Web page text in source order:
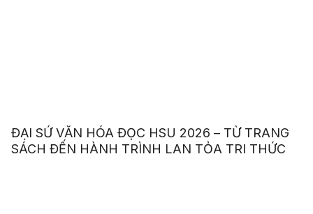
ĐẠI SỨ VĂN HÓA ĐỌC HSU 2026 – TỪ TRANG
SÁCH ĐẾN HÀNH TRÌNH LAN TỎA TRI THỨC